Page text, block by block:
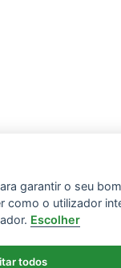
garantir o seu
como o utilizador
Escolher
todos